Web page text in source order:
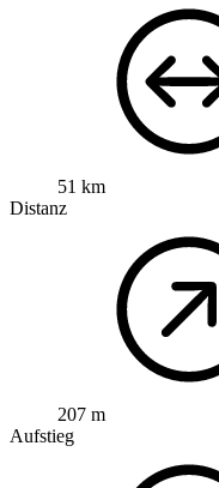
51 km
Distanz
207 m
Aufstieg